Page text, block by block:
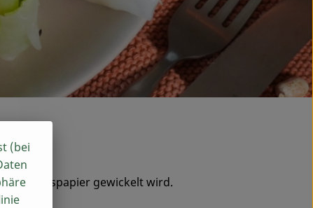
in Reispapier gewickelt wird.
(bei